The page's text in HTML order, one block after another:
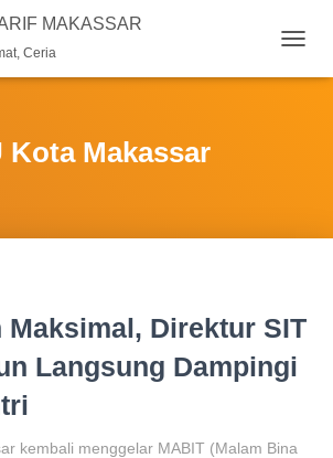
MAKASSAR
Ceria
Kota Makassar
Maksimal, Direktur SIT
Langsung Dampingi
kembali menggelar MABIT (Malam Bina